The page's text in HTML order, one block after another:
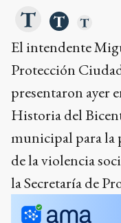
El intendente
Protección
presentaron ayer
Historia del
municipal para la
de la violencia
la Secretaría de